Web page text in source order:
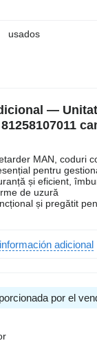
usados
—
MAN, coduri
pentru
și eficient,
de uzură
și pregătit
adicional
por el